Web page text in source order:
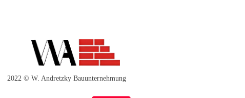
2022 © W. Andretzky Bauunternehmung